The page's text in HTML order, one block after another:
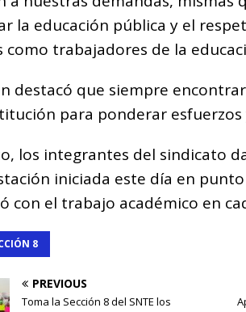
la educación pública y el
como trabajadores de la
destacó que siempre
para ponderar esfuerzos
los integrantes del sindicato
iniciada este día en
con el trabajo académico en
8
PREVIOUS
Toma la Sección 8 del SNTE los